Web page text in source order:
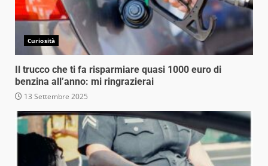
Curiosità
Il trucco che ti fa risparmiare quasi 1000 euro di
benzina all’anno: mi ringrazierai
13 Settembre 2025